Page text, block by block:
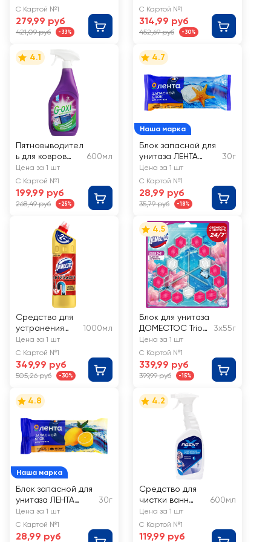
ковров и любых
тканей WONDER
LAB
С Картой №1
279,99 руб
421,09 руб -33%
Универсальное
С Картой №1
314,99 руб
452,69 руб -30%
4.1
Пятновыводител
ь для ковров
GRASS G-Oxy с
ароматом
весенних
цветов
600мл
Цена за 1 шт
С Картой №1
199,99 руб
268,49 руб -25%
Наша марка
4.7
Блок запасной для
унитаза ЛЕНТА
Море
30г
Цена за 1 шт
С Картой №1
28,99 руб
35,79 руб -18%
Средство для
устранения
засоров в
трубах
ДОМЕСТОС
Turboclean
1000мл
Цена за 1 шт
С Картой №1
349,99 руб
505,26 руб -30%
4.5
Блок для унитаза
ДОМЕСТОС Trio
Power 5 Ледяная
магнолия, 3х55г
3х55г
Цена за 1 шт
С Картой №1
339,99 руб
399,99 руб -15%
Наша марка
4.8
Блок запасной для
унитаза ЛЕНТА
Лимон
30г
Цена за 1 шт
С Картой №1
28,99 руб
4.2
Средство для
чистки ванн
AGENT X
универсал
600мл
Цена за 1 шт
С Картой №1
119,99 руб